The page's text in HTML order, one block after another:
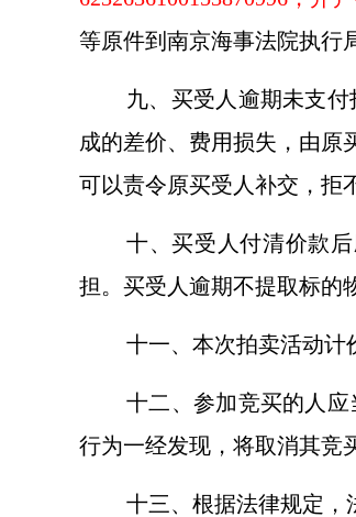
等原件到南京海事法院执行
九、买受人逾期未支
成的差价、费用损失，由原
可以责令原买受人补交，拒
十、买受人付清价款
担。买受人逾期不提取标的
十一、本次拍卖活动计
十二、参加竞买的人
行为一经发现，将取消其竞
十三、根据法律规定，